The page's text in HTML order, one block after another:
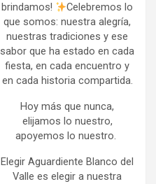
brindamos!
Celebremos lo
que somos: nuestra alegría,
nuestras tradiciones y ese
sabor que ha estado en cada
fiesta, en cada encuentro y
en cada historia compartida.
Hoy más que nunca,
elijamos lo nuestro,
apoyemos lo nuestro.
Elegir Aguardiente Blanco del
Valle es elegir a nuestra